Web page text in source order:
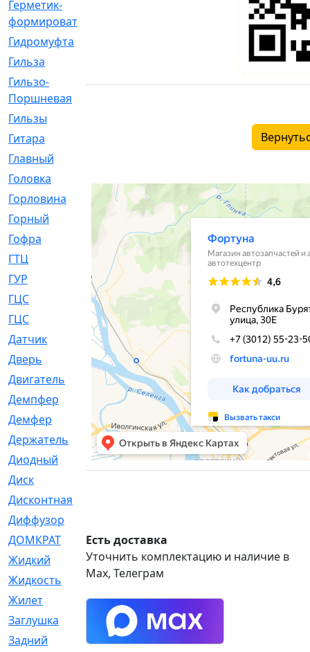
Герметик-
формирователь
Гидромуфта
Гильза
Гильзо-
Поршневая
[13]
Гильзы
Гитара
Главный
Головка
Горловина
[14]
Горный
[1]
Гофра
[86]
ГТЦ
[96]
ГУР
ГЦC
[6]
ГЦС
[74]
Датчик
[969]
Дверь
[249]
Двигатель
[64]
Демпфер
[2]
Демфер
Держатель
[5]
Диодный
[3]
Диск
Дисконтная
Диффузор
ДОМКРАТ
[1]
Жидкий
[5]
Жидкость
[80]
Жилет
[1]
Заглушка
[21]
Задний
[528]
Есть доставка
Уточнить комплектацию и наличие в
Max, Телеграм